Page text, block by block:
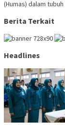
(Humas) dalam
Berita Terkait
Headlines